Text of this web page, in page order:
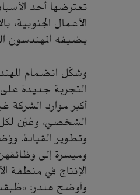
تعترضها أحد
الأعمال
يضيفه المهندسون
وشكّل انضمام
التجربة جديدة
أكبر موارد
الشخصي، وعُيّن لكل
وتطوير القيادة.
وميسرة إلى
الإنتاج في منطقة
وأوضح هلدر: «طُبقت